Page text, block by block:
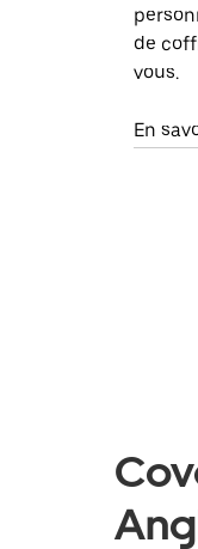
de
vous.
En